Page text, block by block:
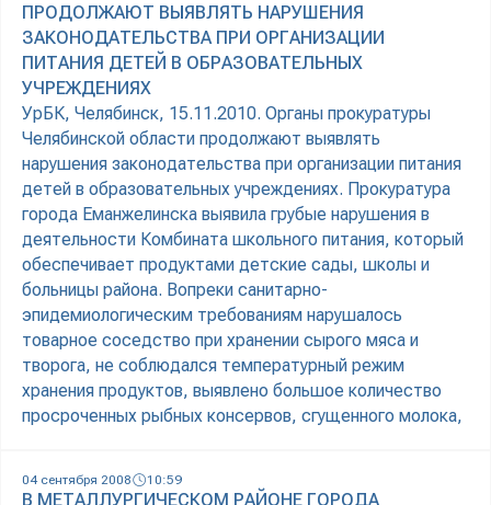
ПРОДОЛЖАЮТ ВЫЯВЛЯТЬ НАРУШЕНИЯ
ЗАКОНОДАТЕЛЬСТВА ПРИ ОРГАНИЗАЦИИ
ПИТАНИЯ ДЕТЕЙ В ОБРАЗОВАТЕЛЬНЫХ
УЧРЕЖДЕНИЯХ
УрБК, Челябинск, 15.11.2010. Органы прокуратуры
Челябинской области продолжают выявлять
нарушения законодательства при организации питания
детей в образовательных учреждениях. Прокуратура
города Еманжелинска выявила грубые нарушения в
деятельности Комбината школьного питания, который
обеспечивает продуктами детские сады, школы и
больницы района. Вопреки санитарно-
эпидемиологическим требованиям нарушалось
товарное соседство при хранении сырого мяса и
творога, не соблюдался температурный режим
хранения продуктов, выявлено большое количество
просроченных рыбных консервов, сгущенного молока,
04 сентября 2008 10:59
В МЕТАЛЛУРГИЧЕСКОМ РАЙОНЕ ГОРОДА